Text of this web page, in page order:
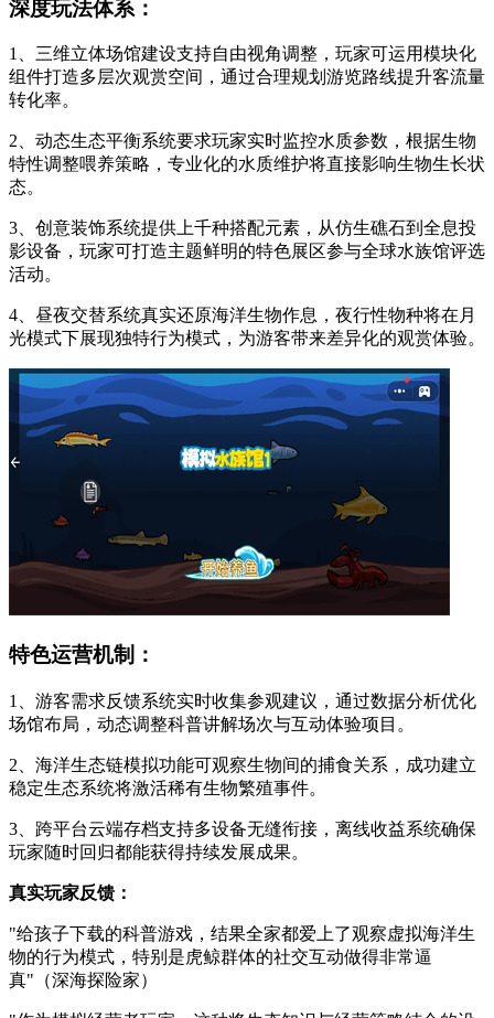
深度玩法体系：
1、三维立体场馆建设支持自由视角调整，玩家可运用模块化
组件打造多层次观赏空间，通过合理规划游览路线提升客流量
转化率。
2、动态生态平衡系统要求玩家实时监控水质参数，根据生物
特性调整喂养策略，专业化的水质维护将直接影响生物生长状
态。
3、创意装饰系统提供上千种搭配元素，从仿生礁石到全息投
影设备，玩家可打造主题鲜明的特色展区参与全球水族馆评选
活动。
4、昼夜交替系统真实还原海洋生物作息，夜行性物种将在月
光模式下展现独特行为模式，为游客带来差异化的观赏体验。
特色运营机制：
1、游客需求反馈系统实时收集参观建议，通过数据分析优化
场馆布局，动态调整科普讲解场次与互动体验项目。
2、海洋生态链模拟功能可观察生物间的捕食关系，成功建立
稳定生态系统将激活稀有生物繁殖事件。
3、跨平台云端存档支持多设备无缝衔接，离线收益系统确保
玩家随时回归都能获得持续发展成果。
真实玩家反馈：
"给孩子下载的科普游戏，结果全家都爱上了观察虚拟海洋生
物的行为模式，特别是虎鲸群体的社交互动做得非常逼
真"（深海探险家）